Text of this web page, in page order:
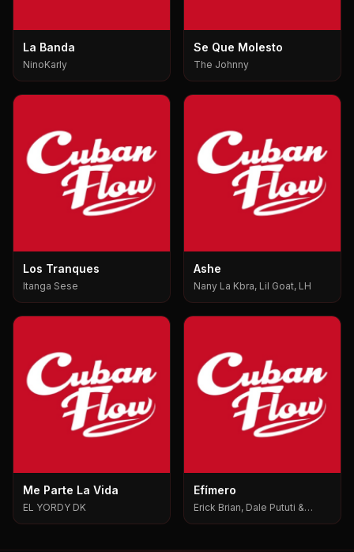
La Banda
NinoKarly
Se Que Molesto
The Johnny
Los Tranques
Itanga Sese
Ashe
Nany La Kbra, Lil Goat, LH
Me Parte La Vida
EL YORDY DK
Efímero
Erick Brian, Dale Pututi &